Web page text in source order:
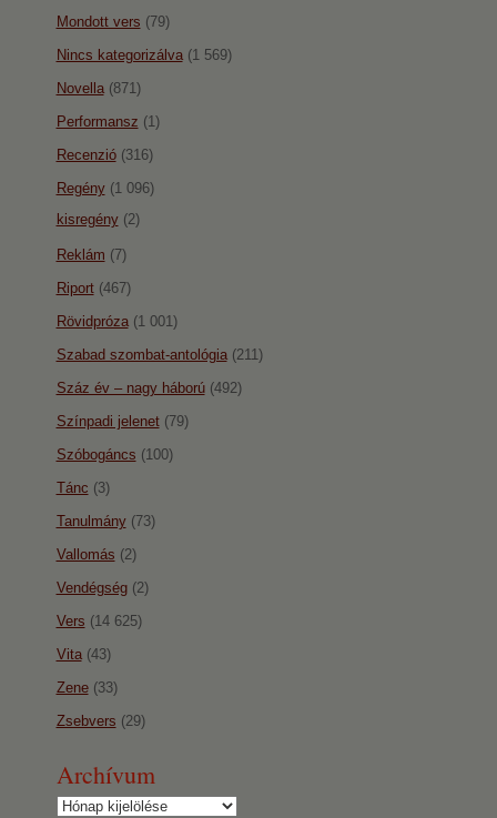
Mondott vers (79)
Nincs kategorizálva(1 569)
Novella(871)
Performansz (1)
Recenzió(316)
Regény(1 096)
kisregény(2)
Reklám (7)
Riport(467)
Rövidpróza(1 001)
Szabad szombat-antológia(211)
Száz év – nagy háború(492)
Színpadi jelenet(79)
Szóbogáncs (100)
Tánc (3)
Tanulmány(73)
Vallomás (2)
Vendégség(2)
Vers (14 625)
Vita(43)
Zene(33)
Zsebvers (29)
Archívum
Archívum